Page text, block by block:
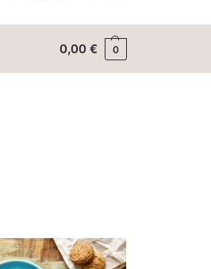
0,00€ 0